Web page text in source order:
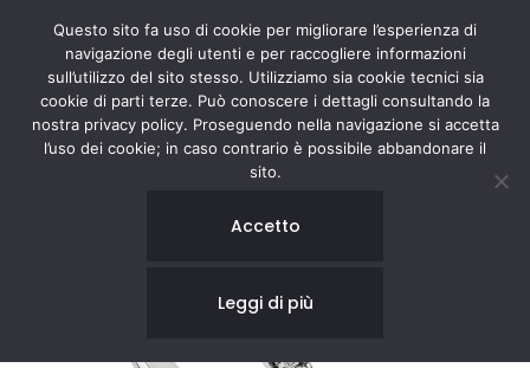
Questo sito fa uso di cookie per migliorare l’esperienza di
navigazione degli utenti e per raccogliere informazioni
sull’utilizzo del sito stesso. Utilizziamo sia cookie tecnici sia
cookie di parti terze. Può conoscere i dettagli consultando la
nostra privacy policy. Proseguendo nella navigazione si accetta
l’uso dei cookie; in caso contrario è possibile abbandonare il
sito.
Accetto
Leggi di più